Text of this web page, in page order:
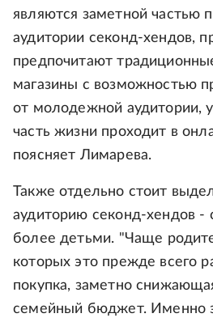
являются заметной частью
аудитории секонд-хендов,
предпочитают
магазины с возможностью
от молодежной аудитории,
часть жизни проходит в
поясняет Лимарева.
Также отдельно стоит
аудиторию секонд-хендов -
более детьми. "Чаще
которых это прежде всего
покупка, заметно
семейный бюджет. Именно